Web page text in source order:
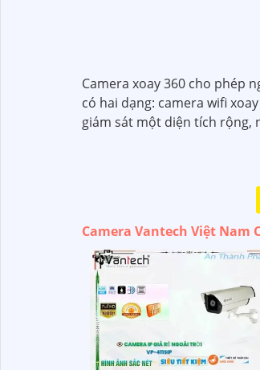
Vantech Việt Nam cung
thông minh, và nhiều hơn
giúp bạn lựa chọn giải pháp
Nếu bạn đang tìm kiếm một
đầu mà bạn có thể tin tưởng.
Camera xoay 360 cho phép
có hai dạng: camera wifi
giám sát một diện tích rộng,
Camera Vantech Việt Nam